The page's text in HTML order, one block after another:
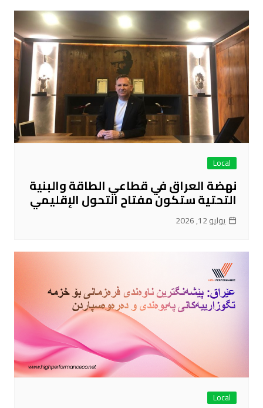
Local
نهضة العراق في قطاعي الطاقة والبنية
التحتية ستكون مفتاح التحول الإقليمي
يوليو 12, 2026
Local